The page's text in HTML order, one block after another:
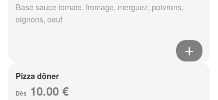
Base sauce tomate, fromage, merguez, poivrons,
oignons, oeuf
Pizza döner
Dès 10.00 €